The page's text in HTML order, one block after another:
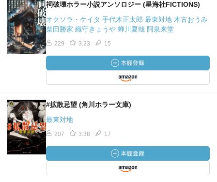
祠破壊ホラー小説アンソロジー (星海社FICTIONS)
オクソラ・ケイタ 手代木正太郎 最東対地 木古おうみ
柴田勝家 織守きょうや 蝉川夏哉 阿泉来堂
229 3.23 15
#拡散忌望 (角川ホラー文庫)
最東対地
207 3.38 17